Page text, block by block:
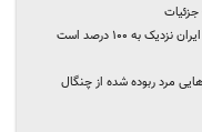
به ۱۰۰ درصد است
مرد ربوده شده از چنگال